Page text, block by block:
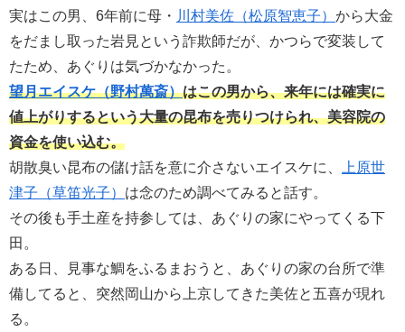
実はこの男、6年前に母・ 川村美佐（松原智恵子） から大金
をだまし取った岩見という詐欺師だが、かつらで変装して
たため、あぐりは気づかなかった。
望月エイスケ（野村萬斎）はこの男から、来年には確実に
値上がりするという大量の昆布を売りつけられ、美容院の
資金を使い込む。
胡散臭い昆布の儲け話を意に介さないエイスケに、 上原世
津子（草笛光子） は念のため調べてみると話す。
その後も手土産を持参しては、あぐりの家にやってくる下
田。
ある日、見事な鯛をふるまおうと、あぐりの家の台所で準
備してると、突然岡山から上京してきた美佐と五喜が現れ
る。